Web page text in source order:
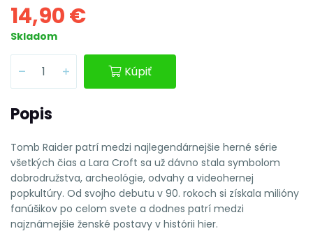
14,90 €
Skladom
Kúpiť
Popis
Tomb Raider patrí medzi najlegendárnejšie herné série
všetkých čias a Lara Croft sa už dávno stala symbolom
dobrodružstva, archeológie, odvahy a videohernej
popkultúry. Od svojho debutu v 90. rokoch si získala milióny
fanúšikov po celom svete a dodnes patrí medzi
najznámejšie ženské postavy v histórii hier.